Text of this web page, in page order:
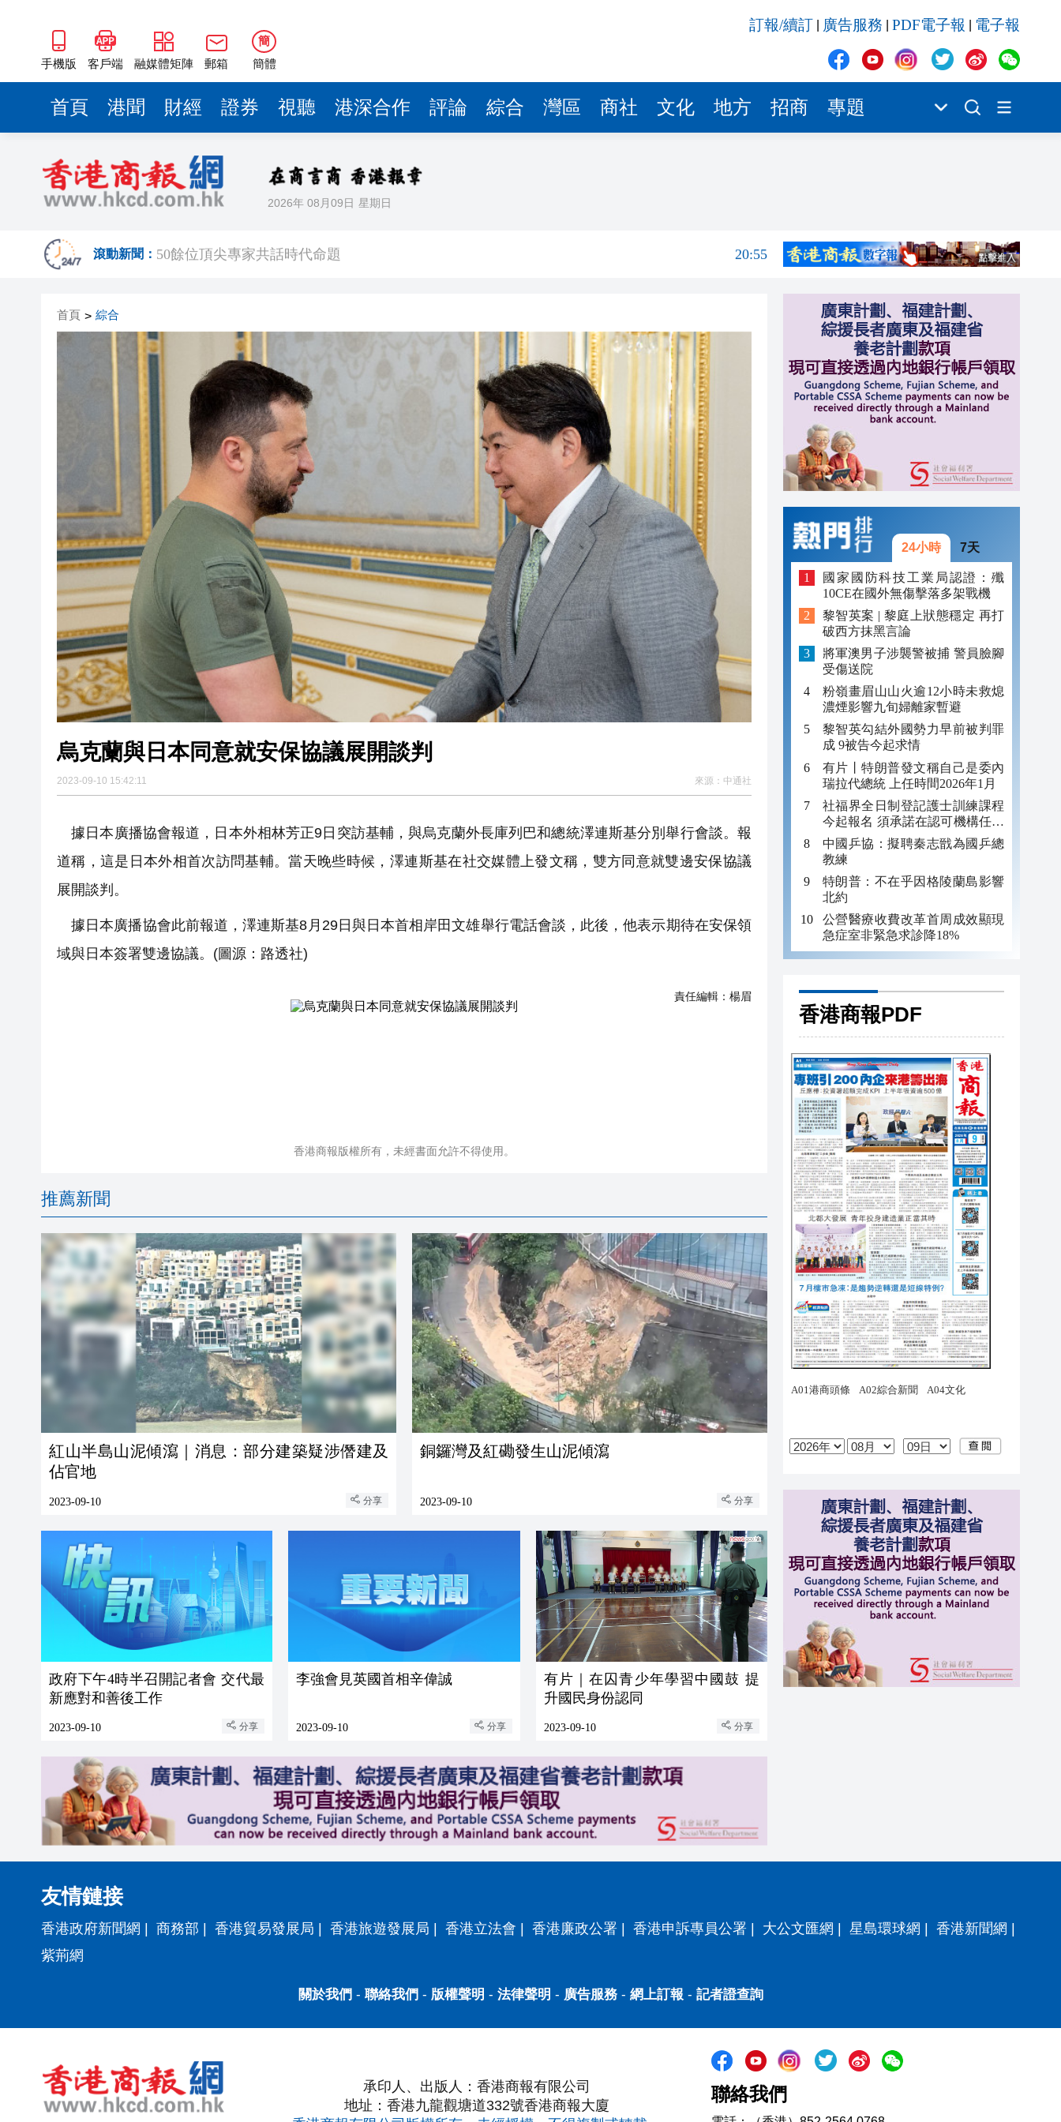
手機版 客戶端 融媒體矩陣 郵箱
簡
簡體
訂報/續訂 廣告服務 PDF電子報 電子報
首頁 港聞 財經 證券 視聽 港深合作 評論 綜合 灣區 商社 文化 地方 招商 專題
2026年 08月09日 星期日
滾動新聞：
海南澄邁文儒煥新升級 五組數據見證文儒沉香從傳統邁向現代
20:42
梁振英率港區全國政協委員考察團來瓊考察
2025年海南儋州以舊換新帶動消費約18億元
20:41
瀋陽鐵西校園閱讀活動解鎖閱讀新玩法
黎智英案｜吳良好：依法公正處理黎智英求情 罪證如山豈能妄想輕判
50餘位頂尖專家共話時代命題
20:55
2025年海南儋州以舊換新帶動消費約18億元
山東26戶省屬國企去年合計營收2.58萬億 利潤總額近936億
瀋陽鐵西校園閱讀活動解鎖閱讀新玩法
黎智英案｜吳良好：依法公正處理黎智英求情 罪證如山豈能妄想輕判
騰出更多時間專注做好宏福苑火災獨立委員會工作 李家超暫停3項公職委任
50餘位頂尖專家共話時代命題
海南澄邁文儒煥新升級 五組數據見證文儒沉香從傳統邁向現代
梁振英率港區全國政協委員考察團來瓊考察
2025年海南儋州以舊換新帶動消費約18億元
山東26戶省屬國企去年合計營收2.58萬億 利潤總額近936億
瀋陽鐵西校園閱讀活動解鎖閱讀新玩法
20:39
首頁 > 綜合
烏克蘭與日本同意就安保協議展開談判
2023-09-10 15:42:11 來源： 中通社
據日本廣播協會報道，日本外相林芳正9日突訪基輔，與烏克蘭外長庫列巴和總統澤連斯基分別舉行會談。報
道稱，這是日本外相首次訪問基輔。當天晚些時候，澤連斯基在社交媒體上發文稱，雙方同意就雙邊安保協議
展開談判。
據日本廣播協會此前報道，澤連斯基8月29日與日本首相岸田文雄舉行電話會談，此後，他表示期待在安保領
域與日本簽署雙邊協議。(圖源：路透社)
責任編輯： 楊眉
香港商報版權所有，未經書面允許不得使用。
推薦新聞
紅山半島山泥傾瀉｜消息：部分建築疑涉僭建及
佔官地
2023-09-10 分享
銅鑼灣及紅磡發生山泥傾瀉
2023-09-10 分享
政府下午4時半召開記者會 交代最
新應對和善後工作
2023-09-10 分享
李強會見英國首相辛偉誠
2023-09-10 分享
有片｜在囚青少年學習中國鼓 提
升國民身份認同
2023-09-10 分享
24小時 7天
國家國防科技工業局認證：殲
10CE在國外無傷擊落多架戰機
黎智英案 | 黎庭上狀態穩定 再打
破西方抹黑言論
將軍澳男子涉襲警被捕 警員臉腳
受傷送院
粉嶺畫眉山山火逾12小時未救熄
濃煙影響九旬婦離家暫避
黎智英勾結外國勢力早前被判罪
成 9被告今起求情
有片丨特朗普發文稱自己是委內
瑞拉代總統 上任時間2026年1月
社福界全日制登記護士訓練課程
今起報名 須承諾在認可機構任職
至少三年
中國乒協：擬聘秦志戩為國乒總
教練
特朗普：不在乎因格陵蘭島影響
北約
公營醫療收費改革首周成效顯現
急症室非緊急求診降18%
香港商報PDF
友情鏈接
香港政府新聞網 商務部 香港貿易發展局 香港旅遊發展局 香港立法會 香港廉政公署 香港申訴專員公署 大公文匯網 星島環球網 香港新聞網
紫荊網
關於我們 - 聯絡我們 - 版權聲明 - 法律聲明 - 廣告服務- 網上訂報 - 記者證查詢
承印人、出版人：香港商報有限公司
地址：香港九龍觀塘道332號香港商報大廈
聯絡我們